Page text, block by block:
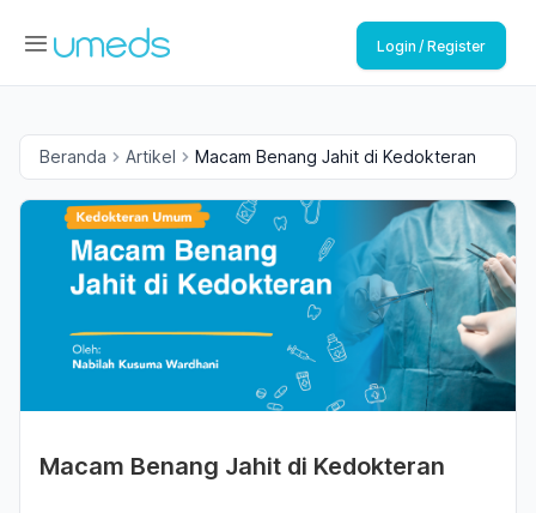
Login / Register
Beranda Artikel Macam Benang Jahit di Kedokteran
Macam Benang Jahit di Kedokteran